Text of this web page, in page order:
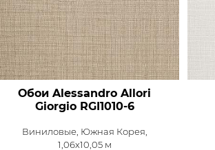
Обои Alessandro Allori
GiorgioRGI1010-6
Виниловые, Южная Корея,
1,06x10,05 м